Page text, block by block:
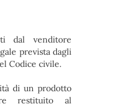
dal venditore
prevista dagli
Codice civile.
di un prodotto
restituito al